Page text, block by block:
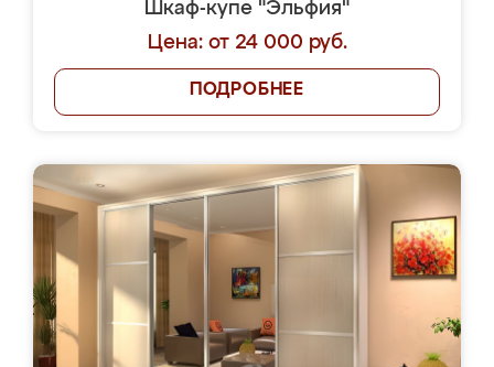
Шкаф-купе "Эльфия"
Цена: от 24 000 руб.
ПОДРОБНЕЕ